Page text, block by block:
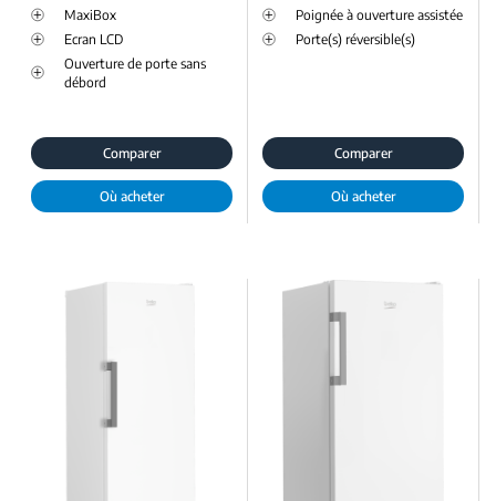
MaxiBox
Ecran LCD
Ouverture de porte sans
débord
Comparer
Où acheter
Poignée à ouverture assistée
Porte(s) réversible(s)
Comparer
Où acheter